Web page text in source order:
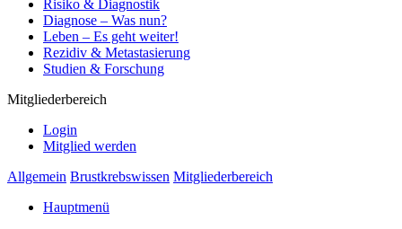
Risiko & Diagnostik
Diagnose – Was nun?
Leben – Es geht weiter!
Rezidiv & Metastasierung
Studien & Forschung
Mitgliederbereich
Login
Mitglied werden
Allgemein Brustkrebswissen Mitgliederbereich
Hauptmenü